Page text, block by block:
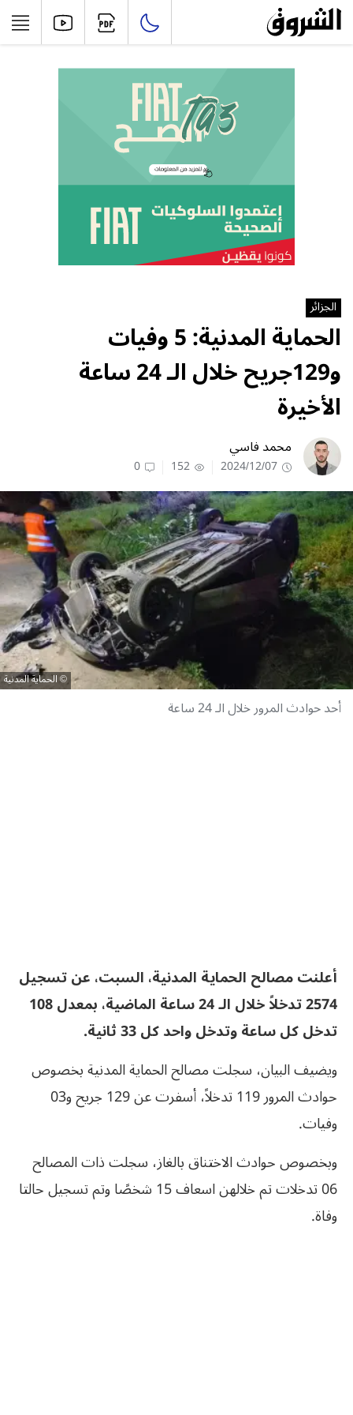
الجزائر
الحماية المدنية: 5 وفيات
و129جريح خلال الـ 24 ساعة
الأخيرة
محمد فاسي
2024/12/07
152
0
الحماية المدنية
أحد حوادث المرور خلال الـ 24 ساعة
أعلنت مصالح الحماية المدنية، السبت، عن تسجيل
2574 تدخلاً خلال الـ 24 ساعة الماضية، بمعدل 108
تدخل كل ساعة وتدخل واحد كل 33 ثانية
.
ويضيف البيان، سجلت مصالح الحماية المدنية بخصوص
حوادث المرور 119 تدخلاً، أسفرت عن 129 جريح و03
وفيات.
وبخصوص حوادث الاختناق بالغاز، سجلت ذات المصالح
06 تدخلات تم خلالهن اسعاف 15 شخصًا وتم تسجيل حالتا
وفاة.